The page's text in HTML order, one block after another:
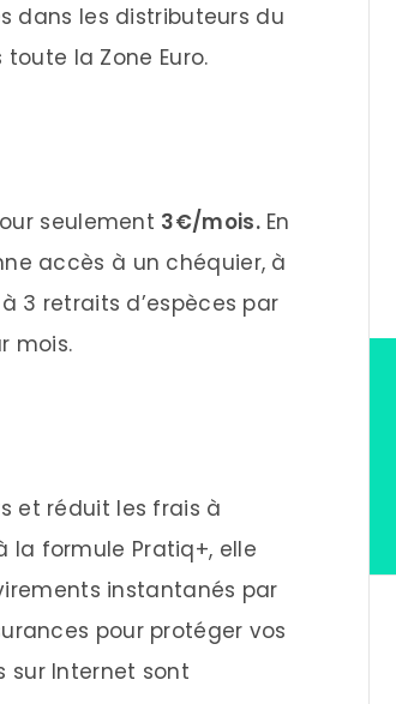
dans les distributeurs du
la Zone Euro.
seulement 3€/mois.En
accès à un chéquier, à
3 retraits d’espèces par
mois.
et réduit les frais à
la formule Pratiq+, elle
instantanés par
pour protéger vos
sur Internet sont